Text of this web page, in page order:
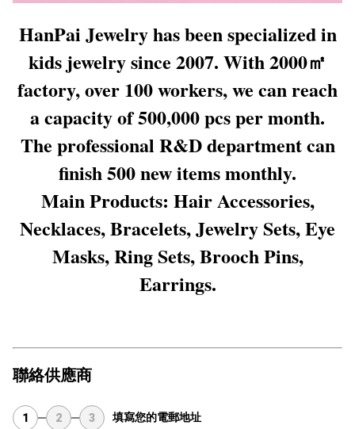
HanPai Jewelry has been specialized in
kids jewelry since 2007. With 2000㎡
factory, over 100 workers, we can reach
a capacity of 500,000 pcs per month.
The professional R&D department can
finish 500 new items monthly.
Main Products: Hair Accessories,
Necklaces, Bracelets, Jewelry Sets, Eye
Masks, Ring Sets, Brooch Pins,
Earrings.
聯絡供應商
1 2 3 填寫您的電郵地址